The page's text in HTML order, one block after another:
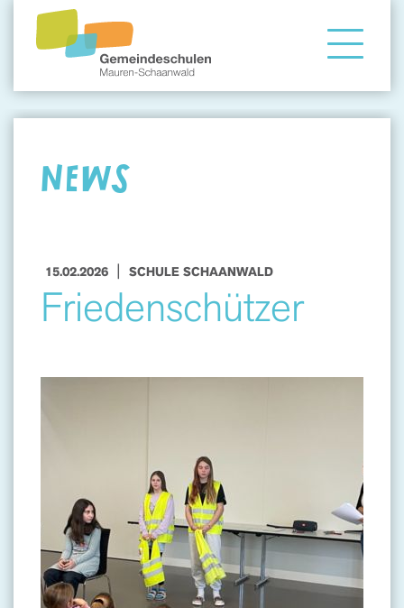
Gemeindeschule
NEWS
15.02.2026 | SCHULE SCHAANWALD
Friedenschützer